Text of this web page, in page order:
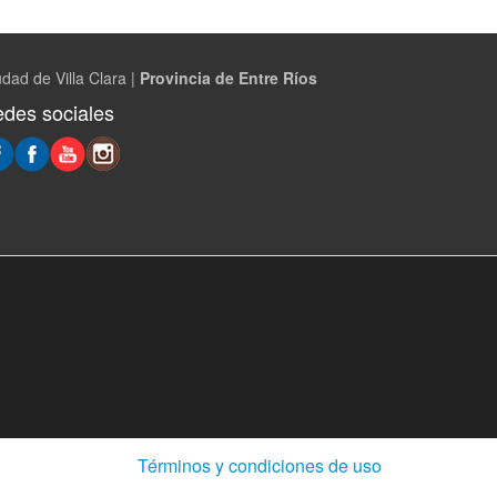
de Villa Clara | Provincia de Entre Ríos
sociales
Términos y condiciones de uso(Abre